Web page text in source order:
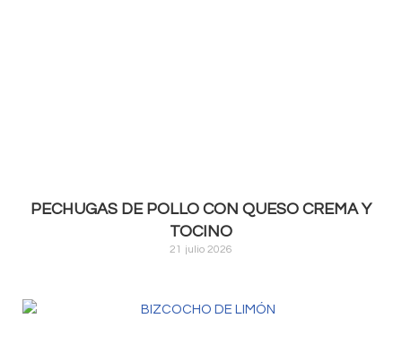
PECHUGAS DE POLLO CON QUESO CREMA Y
TOCINO
21 julio 2026